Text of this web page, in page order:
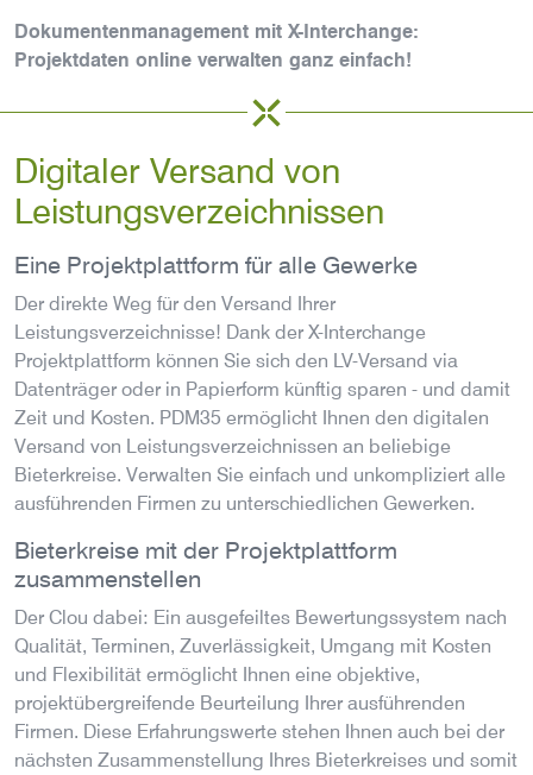
Dokumentenmanagement mit X-Interchange:
Projektdaten online verwalten ganz einfach!
Digitaler Versand von
Leistungsverzeichnissen
Eine Projektplattform für alle Gewerke
Der direkte Weg für den Versand Ihrer
Leistungsverzeichnisse! Dank der X-Interchange
Projektplattform können Sie sich den LV-Versand via
Datenträger oder in Papierform künftig sparen - und damit
Zeit und Kosten. PDM35 ermöglicht Ihnen den digitalen
Versand von Leistungsverzeichnissen an beliebige
Bieterkreise. Verwalten Sie einfach und unkompliziert alle
ausführenden Firmen zu unterschiedlichen Gewerken.
Bieterkreise mit der Projektplattform
zusammenstellen
Der Clou dabei: Ein ausgefeiltes Bewertungssystem nach
Qualität, Terminen, Zuverlässigkeit, Umgang mit Kosten
und Flexibilität ermöglicht Ihnen eine objektive,
projektübergreifende Beurteilung Ihrer ausführenden
Firmen. Diese Erfahrungswerte stehen Ihnen auch bei der
nächsten Zusammenstellung Ihres Bieterkreises und somit